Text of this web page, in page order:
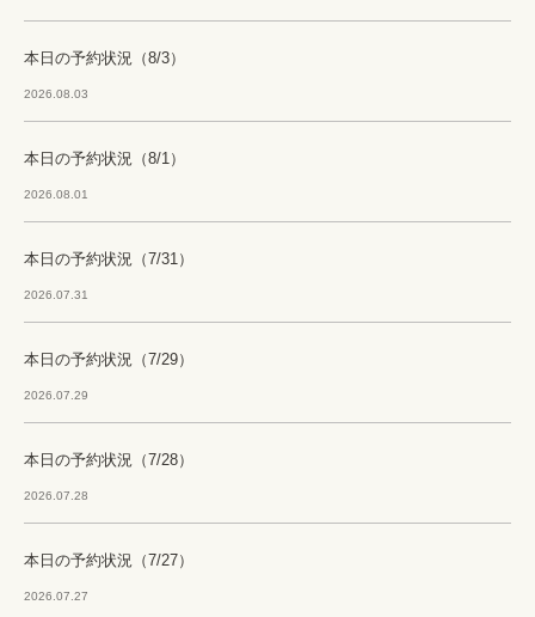
本日の予約状況（8/3）
2026.08.03
本日の予約状況（8/1）
2026.08.01
本日の予約状況（7/31）
2026.07.31
本日の予約状況（7/29）
2026.07.29
本日の予約状況（7/28）
2026.07.28
本日の予約状況（7/27）
2026.07.27